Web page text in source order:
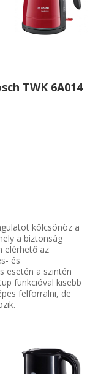
TWK 6A014
kölcsönöz a
a biztonság
elérhető az
és
esetén a szintén
funkcióval kisebb
felforralni, de